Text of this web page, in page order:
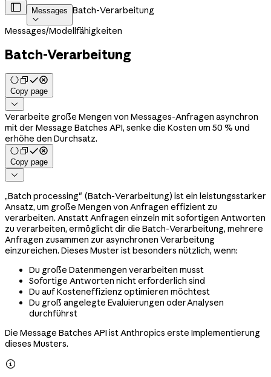
 Messages

Batch-Verarbeitung
Messages/Modellfähigkeiten
Batch-Verarbeitung
Copy page

Verarbeite große Mengen von Messages-Anfragen asynchron
mit der Message Batches API, senke die Kosten um 50 % und
erhöhe den Durchsatz.
Copy page

„Batch processing" (Batch-Verarbeitung) ist ein leistungsstarker
Ansatz, um große Mengen von Anfragen effizient zu
verarbeiten. Anstatt Anfragen einzeln mit sofortigen Antworten
zu verarbeiten, ermöglicht dir die Batch-Verarbeitung, mehrere
Anfragen zusammen zur asynchronen Verarbeitung
einzureichen. Dieses Muster ist besonders nützlich, wenn:
Du große Datenmengen verarbeiten musst
Sofortige Antworten nicht erforderlich sind
Du auf Kosteneffizienz optimieren möchtest
Du groß angelegte Evaluierungen oder Analysen
durchführst
Die Message Batches API ist Anthropics erste Implementierung
dieses Musters.
